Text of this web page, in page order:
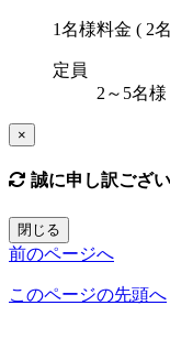
1名様料金 ( 2
定員
2～5名様
×
誠に申し訳ござ
閉じる
前のページへ
このページの先頭へ